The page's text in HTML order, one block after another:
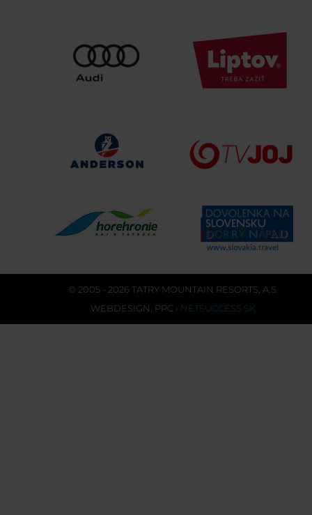
© 2005 - 2026 TATRY MOUNTAIN RESORTS, A.S.
WEBDESIGN PPC › NETSUCCESS.SK